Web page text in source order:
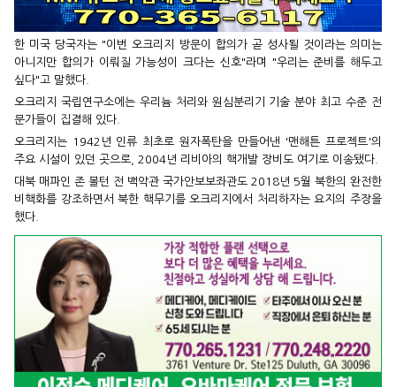
한 미국 당국자는 "이번 오크리지 방문이 합의가 곧 성사될 것이라는 의미는
아니지만 합의가 이뤄질 가능성이 크다는 신호"라며 "우리는 준비를 해두고
싶다"고 말했다.
오크리지 국립연구소에는 우리늄 처리와 원심분리기 기술 분야 최고 수준 전
문가들이 집결해 있다.
오크리지는 1942년 인류 최초로 원자폭탄을 만들어낸 '맨해튼 프로젝트'의
주요 시설이 있던 곳으로, 2004년 리비아의 핵개발 장비도 여기로 이송됐다.
대북 매파인 존 볼턴 전 백악관 국가안보보좌관도 2018년 5월 북한의 완전한
비핵화를 강조하면서 북한 핵무기를 오크리지에서 처리하자는 요지의 주장을
했다.